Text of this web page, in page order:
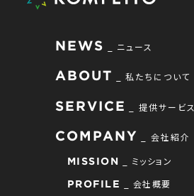
NEWS ニュース
ABOUT 私たちについて
SERVICE 提供サービス
COMPANY 会社紹介
MISSION ミッション
PROFILE 会社概要